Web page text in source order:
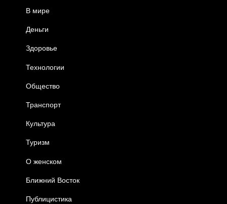
В мире
Деньги
Здоровье
Технологии
Общество
Транспорт
Культура
Туризм
О женском
Ближний Восток
Публицистика